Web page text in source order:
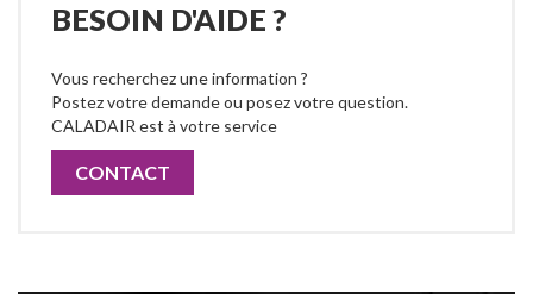
BESOIN D'AIDE ?
Vous recherchez une information ?
Postez votre demande ou posez votre question.
CALADAIR est à votre service
CONTACT